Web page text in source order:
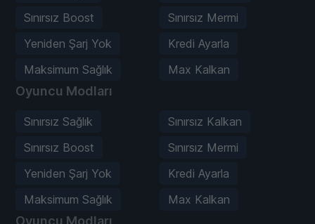
Sınırsız Boost
Sınırsız Mermi
Yeniden Şarj Yok
Kredi Ayarla
Maksimum Sağlık
Max Kalkan
Oyuncu Modları
Sınırsız Sağlık
Sınırsız Kalkan
Sınırsız Boost
Sınırsız Mermi
Yeniden Şarj Yok
Kredi Ayarla
Maksimum Sağlık
Max Kalkan
Oyuncu Modları